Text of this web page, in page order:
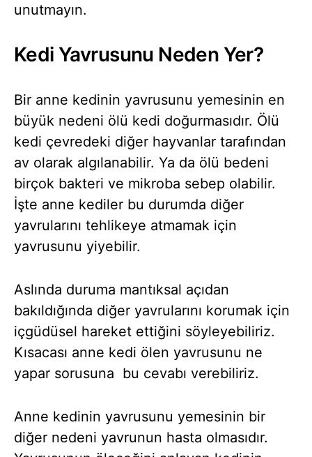
unutmayın.
Kedi Yavrusunu Neden Yer?
Bir anne kedinin yavrusunu yemesinin en
büyük nedeni ölü kedi doğurmasıdır. Ölü
kedi çevredeki diğer hayvanlar tarafından
av olarak algılanabilir. Ya da ölü bedeni
birçok bakteri ve mikroba sebep olabilir.
İşte anne kediler bu durumda diğer
yavrularını tehlikeye atmamak için
yavrusunu yiyebilir.
Aslında duruma mantıksal açıdan
bakıldığında diğer yavrularını korumak için
içgüdüsel hareket ettiğini söyleyebiliriz.
Kısacası anne kedi ölen yavrusunu ne
yapar sorusuna bu cevabı verebiliriz.
Anne kedinin yavrusunu yemesinin bir
diğer nedeni yavrunun hasta olmasıdır.